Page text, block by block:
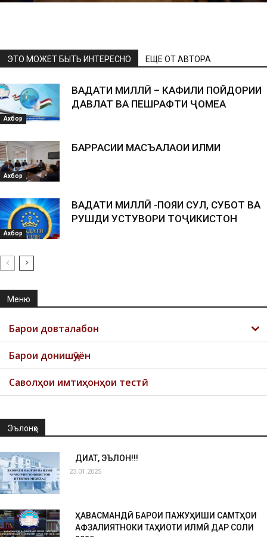
ЭТО МОЖЕТ БЫТЬ ИНТЕРЕСНО ЕЩЕ ОТ АВТОРА
Ахбор
ВАҲДАТИ МИЛЛӢ – КАФИЛИ ПОЙДОРИИ
ДАВЛАТ ВА ПЕШРАФТИ ҶОМЕА
Ахбор
БАРРАСИИ МАСЪАЛАҲОИ ИЛМИ
Ахбор
ВАҲДАТИ МИЛЛӢ -ПОЯИ СУЛҲ, СУБОТ ВА
РУШДИ УСТУВОРИ ТОҶИКИСТОН
Меню
Барои довталабон
Барои донишҷӯён
Саволҳои имтиҳонҳои тестӣ
Эълонҳо
ДИҚҚАТ, ЭЪЛОН!!!
23.01.2025
ҲАВАСМАНДӢ БАРОИ ПАЖУҲИШИ САМТҲОИ
АФЗАЛИЯТНОКИ ТАҲҚИҚОТИ ИЛМӢ ДАР СОЛИ